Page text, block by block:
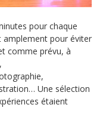
pour chaque
amplement pour éviter
comme prévu, à
Une sélection
étaient